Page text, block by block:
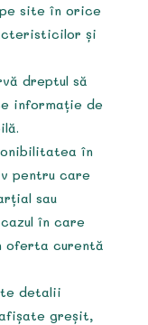
site în orice
și
dreptul să
informație de
în
pentru care
sau
în care
oferta curentă
detalii
greșit,